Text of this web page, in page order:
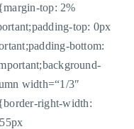
top: 2%
top: 0px
bottom:
width=“1/3″
right-width: